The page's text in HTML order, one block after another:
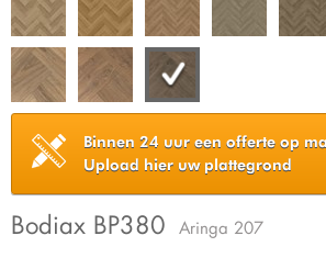
Binnen 24 uur een offerte op
Upload hier uw plattegrond
Bodiax BP380 Aringa 207